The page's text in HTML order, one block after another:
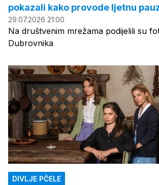
pokazali kako provode ljetnu
29.07.2026 21:00
Na društvenim mrežama podijelili su
Dubrovnika
DIVLJE PČELE